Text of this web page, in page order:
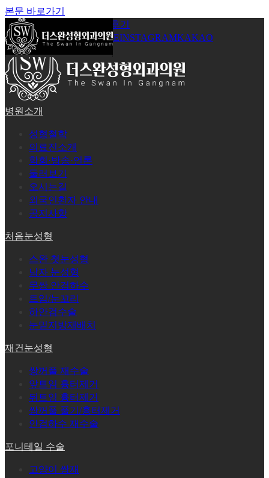
본문 바로가기
공지사항
시술후기
로그인회원가입YOUTUBEINSTAGRAMKAKAO
병원소개
성형철학
의료진소개
학회·방송·언론
둘러보기
오시는길
외국인환자 안내
공지사항
처음눈성형
스완 첫눈성형
남자 눈성형
무쌍 안검하수
트임/눈꼬리
하안검수술
눈밑지방재배치
재건눈성형
쌍꺼풀 재수술
앞트임 흉터제거
뒤트임 흉터제거
쌍꺼풀 풀기/흉터제거
안검하수 재수술
포니테일 수술
고양이 쌍재